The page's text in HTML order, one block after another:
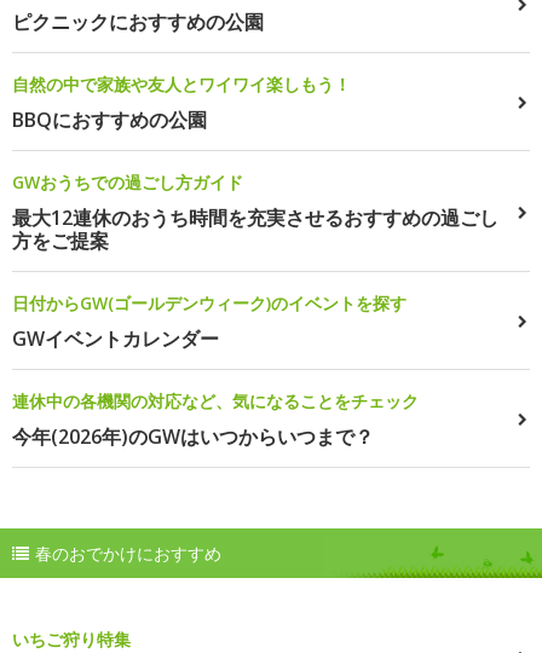
ピクニックにおすすめの公園
自然の中で家族や友人とワイワイ楽しもう！
BBQにおすすめの公園
GWおうちでの過ごし方ガイド
最大12連休のおうち時間を充実させるおすすめの過ごし
方をご提案
日付からGW(ゴールデンウィーク)のイベントを探す
GWイベントカレンダー
連休中の各機関の対応など、気になることをチェック
今年(2026年)のGWはいつからいつまで？
春のおでかけにおすすめ
いちご狩り特集